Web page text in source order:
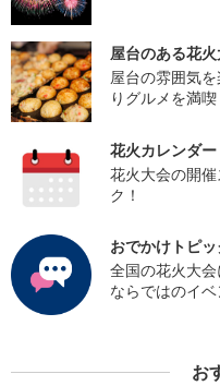
屋台のある花
屋台の雰囲気
りグルメを満喫
花火カレンダー
花火大会の開
ク！
おでかけトピッ
全国の花火大
ならではのイ
お